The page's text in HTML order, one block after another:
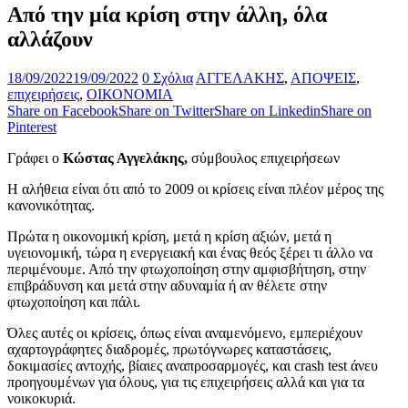
Από την μία κρίση στην άλλη, όλα
αλλάζουν
18/09/202219/09/2022 0 Σχόλια ΑΓΓΕΛΑΚΗΣ, ΑΠΟΨΕΙΣ,
επιχειρήσεις, ΟΙΚΟΝΟΜΙΑ
Share on FacebookShare on TwitterShare on LinkedinShare on
Pinterest
Γράφει ο Κώστας Αγγελάκης, σύμβουλος επιχειρήσεων
Η αλήθεια είναι ότι από το 2009 οι κρίσεις είναι πλέον μέρος της
κανονικότητας.
Πρώτα η οικονομική κρίση, μετά η κρίση αξιών, μετά η
υγειονομική, τώρα η ενεργειακή και ένας θεός ξέρει τι άλλο να
περιμένουμε. Από την φτωχοποίηση στην αμφισβήτηση, στην
επιβράδυνση και μετά στην αδυναμία ή αν θέλετε στην
φτωχοποίηση και πάλι.
Όλες αυτές οι κρίσεις, όπως είναι αναμενόμενο, εμπεριέχουν
αχαρτογράφητες διαδρομές, πρωτόγνωρες καταστάσεις,
δοκιμασίες αντοχής, βίαιες αναπροσαρμογές, και crash test άνευ
προηγουμένων για όλους, για τις επιχειρήσεις αλλά και για τα
νοικοκυριά.